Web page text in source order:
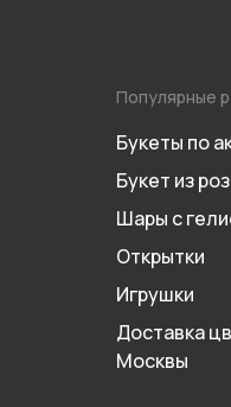
Популярные
Букеты по
Букет из роз
Шары с
Открытки
Игрушки
Доставка
Москвы